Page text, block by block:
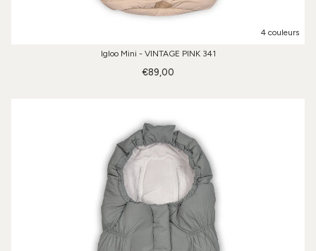
4 couleurs
Igloo Mini - VINTAGE PINK 341
€89,00